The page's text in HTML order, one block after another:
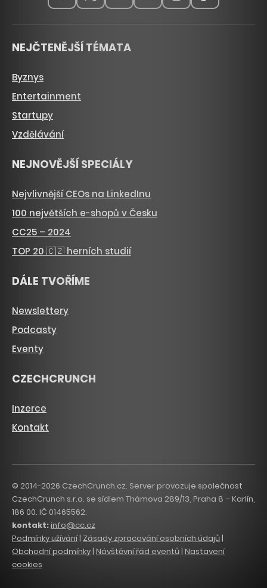
NEJČTENĚJŠÍ TÉMATA
Byznys
Entertainment
Startupy
Vzdělávání
NEJNOVĚJŠÍ SPECIÁLY
Nejvlivnější CEOs na LinkedInu
100 největších e-shopů v Česku
CC25 – 2024
TOP 20 🇨🇿 herních studií
DÁLE TVOŘÍME
Newslettery
Podcasty
Eventy
CZECHCRUNCH
Inzerce
Kontakt
© 2014-2026 CzechCrunch.cz. Server provozuje společnost
CzechCrunch s.r.o. se sídlem Thámova 289/13, Praha 8 – Karlín,
186 00. IČ 01465562.
kontakt:info@cc.cz
Podmínky užívání| Zásady zpracování osobních údajů|
Obchodní podmínky| Návštěvní řád eventů | Nastavení
cookies